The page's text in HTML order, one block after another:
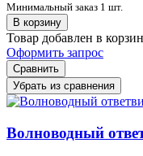
Минимальный заказ 1 шт.
В корзину
Товар добавлен в
Оформить запрос
Сравнить
Убрать из сравнения
Волноводный